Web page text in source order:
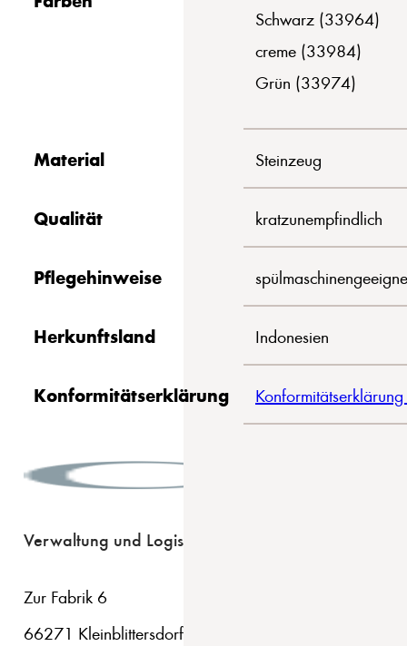
Schwarz (33964)
creme (33984)
Grün (33974)
Material Steinzeug
Qualität kratzunempfindlich
Pflegehinweise
Herkunftsland Indonesien
Konformitätserklärung
Verwaltung und Logistik
Zur Fabrik 6
66271 Kleinblittersdorf